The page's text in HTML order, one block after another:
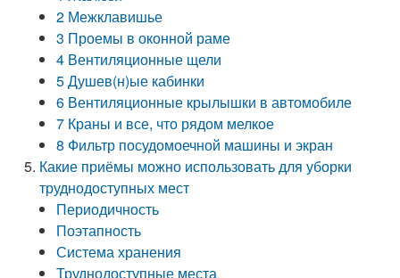
2 Межклавишье
3 Проемы в оконной раме
4 Вентиляционные щели
5 Душев(н)ые кабинки
6 Вентиляционные крылышки в автомобиле
7 Краны и все, что рядом мелкое
8 Фильтр посудомоечной машины и экран
Какие приёмы можно использовать для уборки
труднодоступных мест
Периодичность
Поэтапность
Система хранения
Труднодоступные места